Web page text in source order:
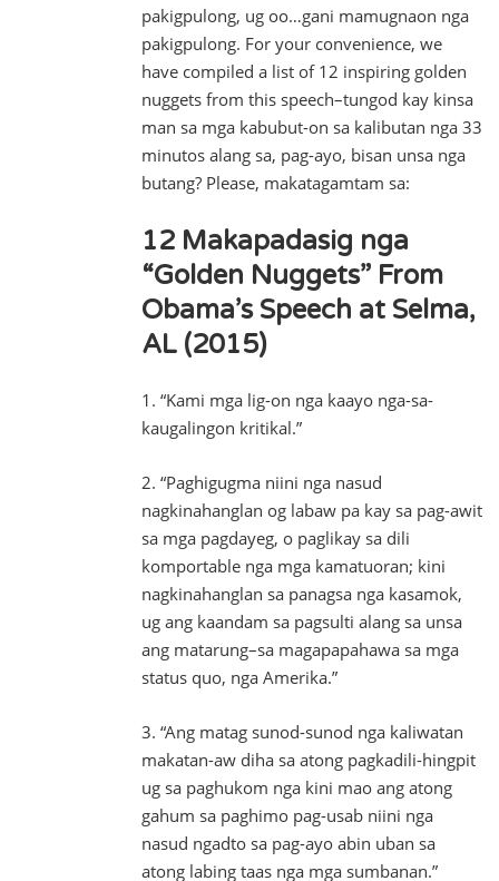
pakigpulong, ug oo…gani mamugnaon nga
pakigpulong. For your convenience, we
have compiled a list of 12 inspiring golden
nuggets from this speech–tungod kay kinsa
man sa mga kabubut-on sa kalibutan nga 33
minutos alang sa, pag-ayo, bisan unsa nga
butang? Please, makatagamtam sa:
12 Makapadasig nga
“Golden Nuggets” From
Obama’s Speech at Selma,
AL (2015)
1. “Kami mga lig-on nga kaayo nga-sa-
kaugalingon kritikal.”
2. “Paghigugma niini nga nasud
nagkinahanglan og labaw pa kay sa pag-awit
sa mga pagdayeg, o paglikay sa dili
komportable nga mga kamatuoran; kini
nagkinahanglan sa panagsa nga kasamok,
ug ang kaandam sa pagsulti alang sa unsa
ang matarung–sa magapapahawa sa mga
status quo, nga Amerika.”
3. “Ang matag sunod-sunod nga kaliwatan
makatan-aw diha sa atong pagkadili-hingpit
ug sa paghukom nga kini mao ang atong
gahum sa paghimo pag-usab niini nga
nasud ngadto sa pag-ayo abin uban sa
atong labing taas nga mga sumbanan.”